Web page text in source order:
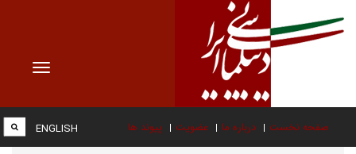
Toggle
صفحه نخست درباره ما عضویت پیوند ها ENGLISH